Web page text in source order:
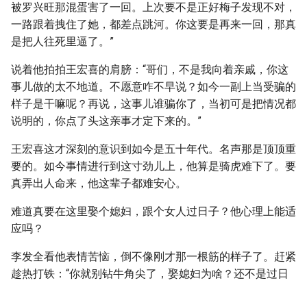
被罗兴旺那混蛋害了一回。上次要不是正好梅子发现不对，
一路跟着拽住了她，都差点跳河。你这要是再来一回，那真
是把人往死里逼了。”
说着他拍拍王宏喜的肩膀：“哥们，不是我向着亲戚，你这
事儿做的太不地道。不愿意咋不早说？如今一副上当受骗的
样子是干嘛呢？再说，这事儿谁骗你了，当初可是把情况都
说明的，你点了头这亲事才定下来的。”
王宏喜这才深刻的意识到如今是五十年代。名声那是顶顶重
要的。如今事情进行到这寸劲儿上，他算是骑虎难下了。要
真弄出人命来，他这辈子都难安心。
难道真要在这里娶个媳妇，跟个女人过日子？他心理上能适
应吗？
李发全看他表情苦恼，倒不像刚才那一根筋的样子了。赶紧
趁热打铁：“你就别钻牛角尖了，娶媳妇为啥？还不是过日